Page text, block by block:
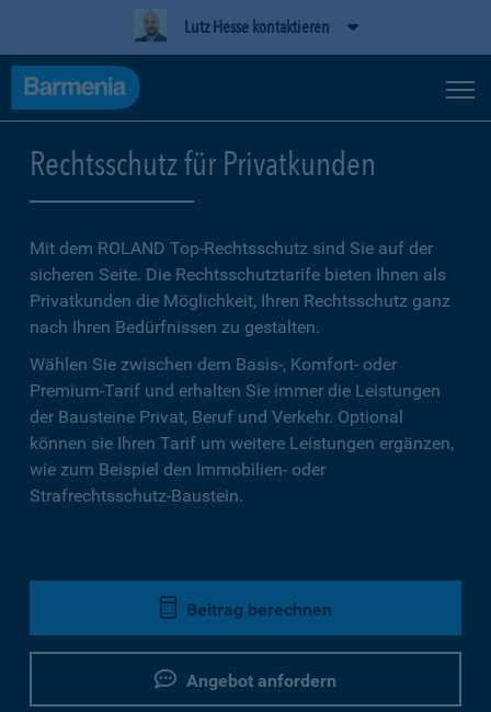
Lutz Hesse kontaktieren
Rechtsschutz für Privatkunden
Mit dem ROLAND Top-Rechtsschutz sind Sie auf der
sicheren Seite. Die Rechtsschutztarife bieten Ihnen als
Privatkunden die Möglichkeit, Ihren Rechtsschutz ganz
nach Ihren Bedürfnissen zu gestalten.
Wählen Sie zwischen dem Basis-, Komfort- oder
Premium-Tarif und erhalten Sie immer die Leistungen
der Bausteine Privat, Beruf und Verkehr. Optional
können sie Ihren Tarif um weitere Leistungen ergänzen,
wie zum Beispiel den Immobilien- oder
Strafrechtsschutz-Baustein.
Beitrag berechnen
Angebot anfordern